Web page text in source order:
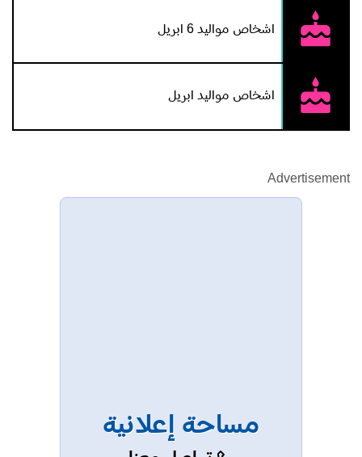
اشخاص مواليد 6 ابريل
اشخاص مواليد ابريل
Advertisement
مساحة إعلانية